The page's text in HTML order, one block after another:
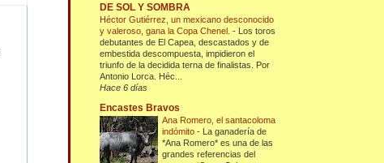
DE SOL Y SOMBRA
Héctor Gutiérrez, un mexicano desconocido
y valeroso, gana la Copa Chenel.- Los toros
debutantes de El Capea, descastados y de
embestida descompuesta, impidieron el
triunfo de la decidida terna de finalistas. Por
Antonio Lorca. Héc...
Hace 6 días
Encastes Bravos
Ana Romero, el santacoloma
indómito- La ganadería de
*Ana Romero* es una de las
grandes referencias del